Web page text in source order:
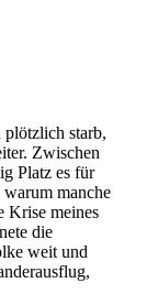
starb,
Zwischen
Platz es für
manche
Krise meines
die
weit und